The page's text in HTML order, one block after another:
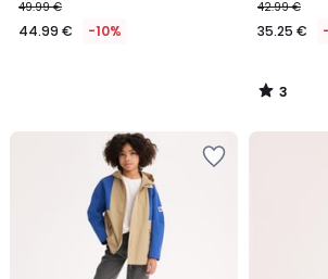
49.99 €
44.99 € -10%
42.99 €
35.25 €
3
/